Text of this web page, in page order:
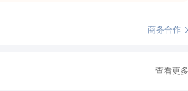
商务合作
查看更多